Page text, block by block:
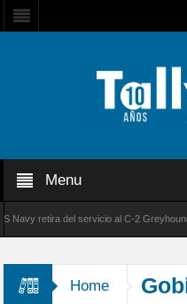
Menu
retira del servicio al C-2 Greyhound
Home